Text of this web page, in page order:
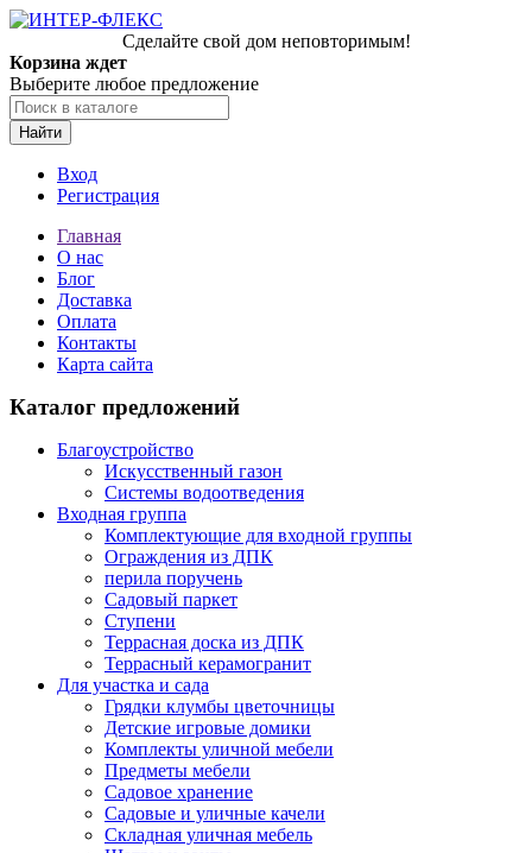
Сделайте свой дом неповторимым!
Корзина ждет
Выберите любое предложение
Найти
Вход
Регистрация
Главная
О нас
Блог
Доставка
Оплата
Контакты
Карта сайта
Каталог предложений
Благоустройство
Искусственный газон
Системы водоотведения
Входная группа
Комплектующие для входной группы
Ограждения из ДПК
перила поручень
Садовый паркет
Ступени
Террасная доска из ДПК
Террасный керамогранит
Для участка и сада
Грядки клумбы цветочницы
Детские игровые домики
Комплекты уличной мебели
Предметы мебели
Садовое хранение
Садовые и уличные качели
Складная уличная мебель